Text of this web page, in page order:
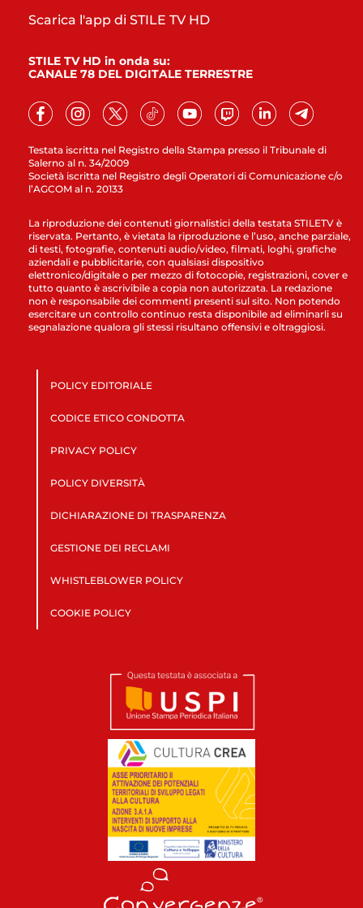
Testata iscritta nel Registro della Stampa presso il Tribunale di
Salerno al n. 34/2009
Società iscritta nel Registro degli Operatori di Comunicazione c/o
l’AGCOM al n. 20133
Scarica l'app di STILE TV HD
STILE TV HD in onda su:
CANALE 78 DEL DIGITALE TERRESTRE
La riproduzione dei contenuti giornalistici della testata STILETV è
riservata. Pertanto, è vietata la riproduzione e l’uso, anche parziale,
di testi, fotografie, contenuti audio/video, filmati, loghi, grafiche
aziendali e pubblicitarie, con qualsiasi dispositivo
elettronico/digitale o per mezzo di fotocopie, registrazioni, cover e
tutto quanto è ascrivibile a copia non autorizzata. La redazione
non è responsabile dei commenti presenti sul sito. Non potendo
esercitare un controllo continuo resta disponibile ad eliminarli su
segnalazione qualora gli stessi risultano offensivi e oltraggiosi.
POLICY EDITORIALE
CODICE ETICO CONDOTTA
PRIVACY POLICY
POLICY DIVERSITÀ
DICHIARAZIONE DI TRASPARENZA
GESTIONE DEI RECLAMI
WHISTLEBLOWER POLICY
COOKIE POLICY